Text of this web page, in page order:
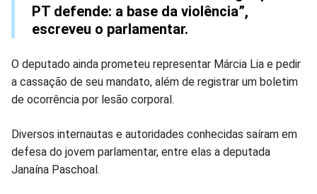
PT defende: a base da violência”,
escreveu o parlamentar.
O deputado ainda prometeu representar Márcia Lia e pedir
a cassação de seu mandato, além de registrar um boletim
de ocorrência por lesão corporal.
Diversos internautas e autoridades conhecidas saíram em
defesa do jovem parlamentar, entre elas a deputada
Janaína Paschoal.